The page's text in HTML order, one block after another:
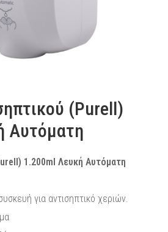
(Purell)
Αυτόματη
1.200ml Λευκή Αυτόματη
για αντισηπτικό χεριών.